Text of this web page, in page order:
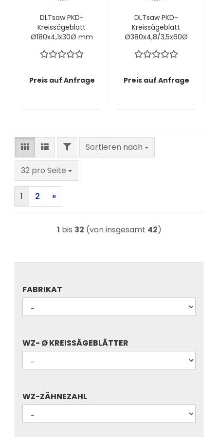
DLTsaw PKD-
Kreissägeblatt
Ø180x4,1x30Ø mm
Saubere Schnitte
zähen Materialien
Preis auf Anfrage
DLTsaw PKD-
Kreissägeblatt
Ø380x4,8/3,5x60Ø
Saubere Schnitte
zähen Materialien
Preis auf Anfrage
FILTERSortieren nach
Sortieren nach
32 pro Seite
pro Seite
1 2 »
1 bis 32 (von insgesamt 42)
FABRIKAT
FABRIKAT
WZ-
Ø
KREISSÄGEBLÄTTER
WZ- Ø KREISSÄGEBLÄTTER
WZ-
ZÄHNEZAHL
WZ-ZÄHNEZAHL